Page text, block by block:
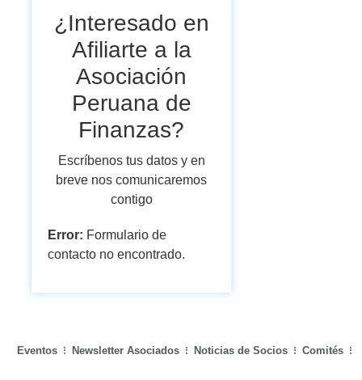
¿Interesado en
Afiliarte a la
Asociación
Peruana de
Finanzas?
Escríbenos tus datos y en
breve nos comunicaremos
contigo
Error: Formulario de
contacto no encontrado.
Eventos Newsletter Asociados Noticias de Socios Comités